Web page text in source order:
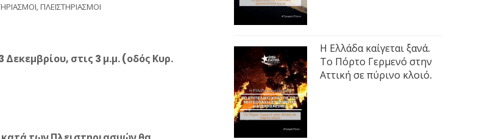
, ΠΛΕΙΣΤΗΡΙΑΣΜΟΙ
Δεκεμβρίου, στις 3 μ.μ. (οδός Κυρ.
Η Ελλάδα καίγεται ξανά.
Το Πόρτο Γερμενό στην
Αττική σε πύρινο κλοιό.